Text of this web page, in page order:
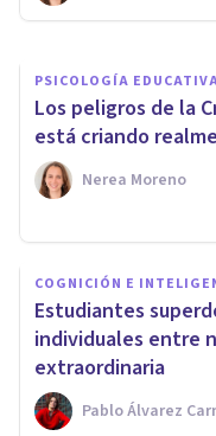
PSICOLOGÍA
Los peligros de la
está criando
Nerea Moreno
COGNICIÓN E
Estudiantes
individuales entre
extraordinaria
Pablo Álvarez